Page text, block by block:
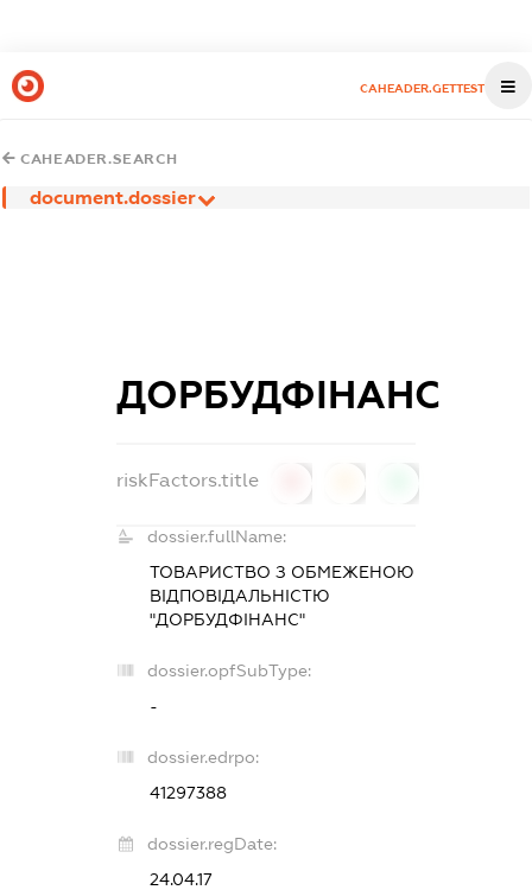
CAHEADER.GETTEST
CAHEADER.SEARCH
document.dossier
ДОРБУДФІНАНС
riskFactors.title
dossier.fullName:
ТОВАРИСТВО З ОБМЕЖЕНОЮ
ВІДПОВІДАЛЬНІСТЮ
"ДОРБУДФІНАНС"
dossier.opfSubType:
-
dossier.edrpo:
41297388
dossier.regDate:
24.04.17